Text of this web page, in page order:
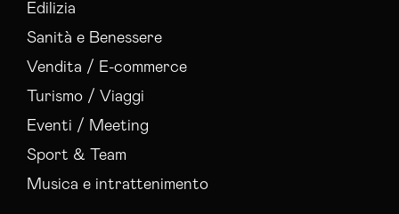
Edilizia
Sanità e Benessere
Vendita / E-commerce
Turismo / Viaggi
Eventi / Meeting
Sport & Team
Musica e intrattenimento